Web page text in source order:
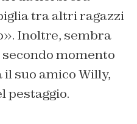
tra altri ragazzi
Inoltre, sembra
momento
suo amico Willy,
pestaggio.